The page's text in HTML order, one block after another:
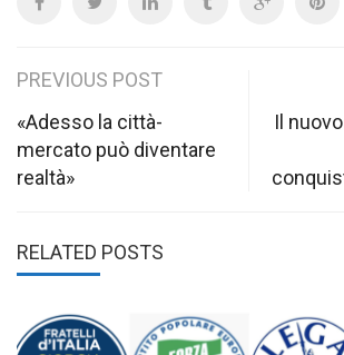
Post
navigation
PREVIOUS POST
«Adesso la città-
mercato può diventare
realtà»
Il
RELATED POSTS